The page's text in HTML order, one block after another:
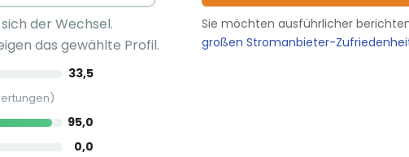
der Wechsel.
das gewählte Profil.
33,5
95,0
0,0
Sie möchten ausführlicher
großen Stromanbieter-